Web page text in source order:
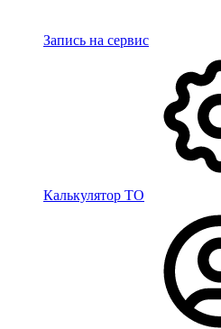
Запись на сервис
Калькулятор ТО